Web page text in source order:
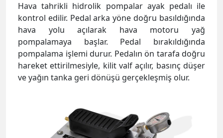
Hava tahrikli hidrolik pompalar ayak pedalı ile
kontrol edilir. Pedal arka yöne doğru basıldığında
hava yolu açılarak hava motoru yağ
pompalamaya başlar. Pedal bırakıldığında
pompalama işlemi durur. Pedalın ön tarafa doğru
hareket ettirilmesiyle, kilit valf açılır, basınç düşer
ve yağın tanka geri dönüşü gerçekleşmiş olur.